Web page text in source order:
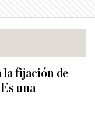
la fijación de
una